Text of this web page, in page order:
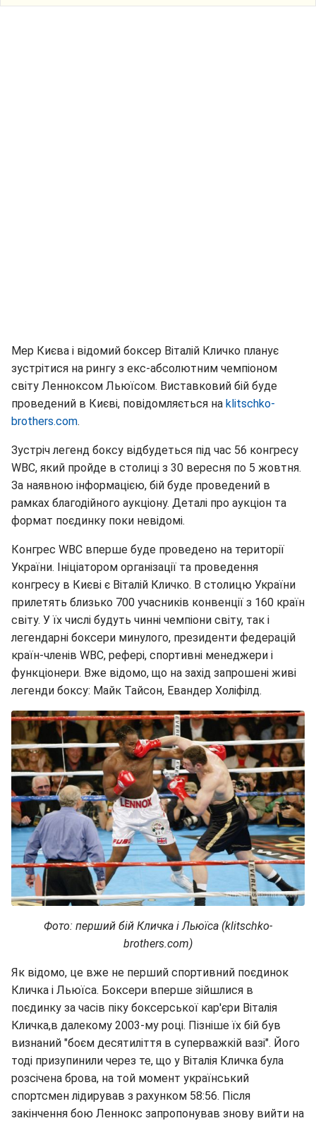
Мер Києва і відомий боксер Віталій Кличко планує
зустрітися на рингу з екс-абсолютним чемпіоном
світу Ленноксом Льюїсом. Виставковий бій буде
проведений в Києві, повідомляється на klitschko-
brothers.com.
Зустріч легенд боксу відбудеться під час 56 конгресу
WBC, який пройде в столиці з 30 вересня по 5 жовтня.
За наявною інформацією, бій буде проведений в
рамках благодійного аукціону. Деталі про аукціон та
формат поєдинку поки невідомі.
Конгрес WBC вперше буде проведено на території
України. Ініціатором організації та проведення
конгресу в Києві є Віталій Кличко. В столицю України
прилетять близько 700 учасників конвенції з 160 країн
світу. У їх числі будуть чинні чемпіони світу, так і
легендарні боксери минулого, президенти федерацій
країн-членів WBC, рефері, спортивні менеджери і
функціонери. Вже відомо, що на захід запрошені живі
легенди боксу: Майк Тайсон, Евандер Холіфілд.
Фото: перший бій Кличка і Льюїса (klitschko-
brothers.com)
Як відомо, це вже не перший спортивний поєдинок
Кличка і Льюїса. Боксери вперше зійшлися в
поєдинку за часів піку боксерської кар'єри Віталія
Кличка,в далекому 2003-му році. Пізніше їх бій був
визнаний "боєм десятиліття в суперважкій вазі". Його
тоді призупинили через те, що у Віталія Кличка була
розсічена брова, на той момент український
спортсмен лідирував з рахунком 58:56. Після
закінчення бою Леннокс запропонував знову вийти на